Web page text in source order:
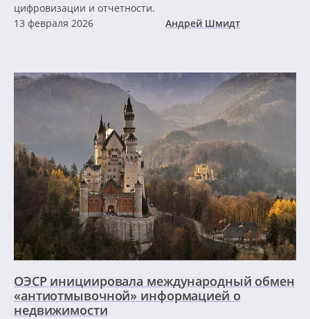
цифровизации и отчетности.
13 февраля 2026
Андрей Шмидт
ОЭСР инициировала международный обмен
«антиотмывочной» информацией о
недвижимости